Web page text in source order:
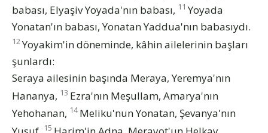
babası, Elyaşiv Yoyada'nın babası, 11 Yoyada
Yonatan'ın babası, Yonatan Yaddua'nın babasıydı.
12Yoyakim'in döneminde, kâhin ailelerinin başları
şunlardı:
Seraya ailesinin başında Meraya, Yeremya'nın
Hananya, 13 Ezra'nın Meşullam, Amarya'nın
Yehohanan, 14 Meliku'nun Yonatan, Şevanya'nın
15